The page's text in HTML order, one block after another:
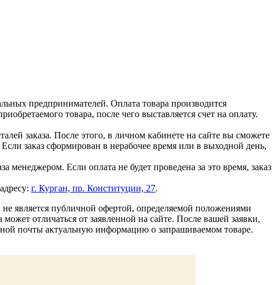
предпринимателей. Оплата товара производится
товара, после чего выставляется счет на оплату.
заказа. После этого, в личном кабинете на сайте вы сможете
заказ сформирован в нерабочее время или в выходной день,
менеджером. Если оплата не будет проведена за это время, заказ
г. Курган, пр. Конституции, 27.
является публичной офертой, определяемой положениями
отличаться от заявленной на сайте. После вашей заявки,
почты актуальную информацию о запрашиваемом товаре.